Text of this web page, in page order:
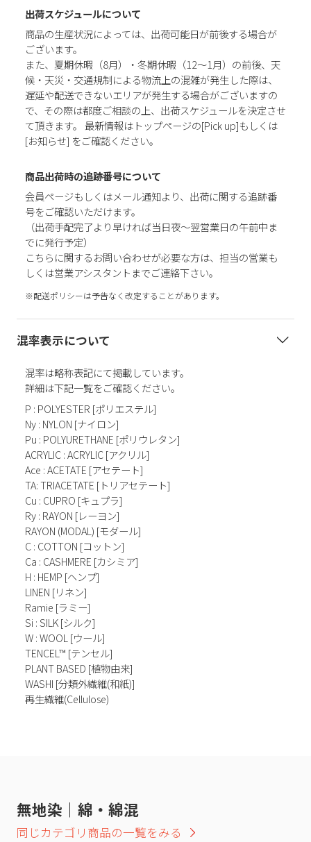
出荷スケジュールについて
商品の生産状況によっては、出荷可能日が前後する場合が
ございます。
また、夏期休暇（8月）・冬期休暇（12～1月）の前後、天
候・天災・交通規制による物流上の混雑が発生した際は、
遅延や配送できないエリアが発生する場合がございますの
で、その際は都度ご相談の上、出荷スケジュールを決定させ
て頂きます。 最新情報はトップページの[Pick up]もしくは
[お知らせ] をご確認ください。
商品出荷時の追跡番号について
会員ページもしくはメール通知より、出荷に関する追跡番
号をご確認いただけます。
（出荷手配完了より早ければ当日夜～翌営業日の午前中ま
でに発行予定）
こちらに関するお問い合わせが必要な方は、担当の営業も
しくは営業アシスタントまでご連絡下さい。
※配送ポリシーは予告なく改定することがあります。
混率表示について
混率は略称表記にて掲載しています。
詳細は下記一覧をご確認ください。
P : POLYESTER [ポリエステル]
Ny : NYLON [ナイロン]
Pu : POLYURETHANE [ポリウレタン]
ACRYLIC : ACRYLIC [アクリル]
Ace : ACETATE [アセテート]
TA: TRIACETATE [トリアセテート]
Cu : CUPRO [キュプラ]
Ry : RAYON [レーヨン]
RAYON (MODAL) [モダール]
C : COTTON [コットン]
Ca : CASHMERE [カシミア]
H : HEMP [ヘンプ]
LINEN [リネン]
Ramie [ラミー]
Si : SILK [シルク]
W : WOOL [ウール]
TENCEL™ [テンセル]
PLANT BASED [植物由来]
WASHI [分類外繊維(和紙)]
再生繊維(Cellulose)
無地染｜綿・綿混
同じカテゴリ商品の一覧をみる